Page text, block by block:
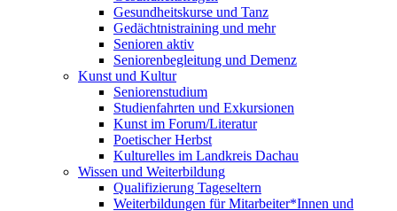
Gesundheitskurse und Tanz
Gedächtnistraining und mehr
Senioren aktiv
Seniorenbegleitung und Demenz
Kunst und Kultur
Seniorenstudium
Studienfahrten und Exkursionen
Kunst im Forum/Literatur
Poetischer Herbst
Kulturelles im Landkreis Dachau
Wissen und Weiterbildung
Qualifizierung Tageseltern
Weiterbildungen für Mitarbeiter*Innen und